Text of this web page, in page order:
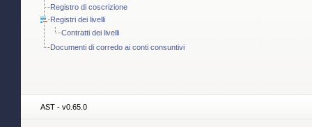
Registro di coscrizione
Registri dei livelli
Contratti dei livelli
Documenti di corredo ai conti consuntivi
AST - v0.65.0